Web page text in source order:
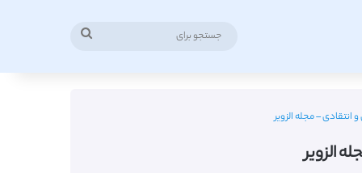
– مجله الزویر
الزویر